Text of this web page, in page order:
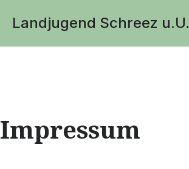
Landjugend Schreez u.U.
Impressum